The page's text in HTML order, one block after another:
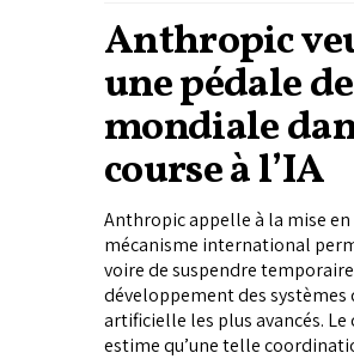
Anthropic
une pédale
mondiale
course à l’IA
Anthropic appelle à la mise en
mécanisme international
voire de suspendre
développement des systèmes
artificielle les plus avancés. Le
estime qu’une telle